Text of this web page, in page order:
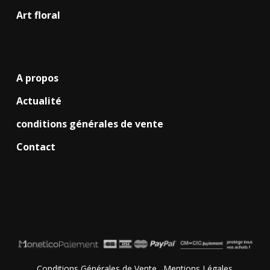
Art floral
A propos
Actualité
conditions générales de vente
Contact